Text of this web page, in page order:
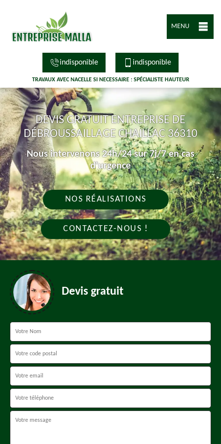
MENU
indisponible indisponible
TRAVAUX AVEC NACELLE SI NECESSAIRE : SPÉCIALISTE HAUTEUR
DEVIS GRATUIT ENTREPRISE DE
DÉBROUSSAILLAGE CHAILLAC 36310
Nous intervenons 24h/24 sur 7j/7 en cas
d'urgence
NOS RÉALISATIONS
CONTACTEZ-NOUS !
Devis gratuit